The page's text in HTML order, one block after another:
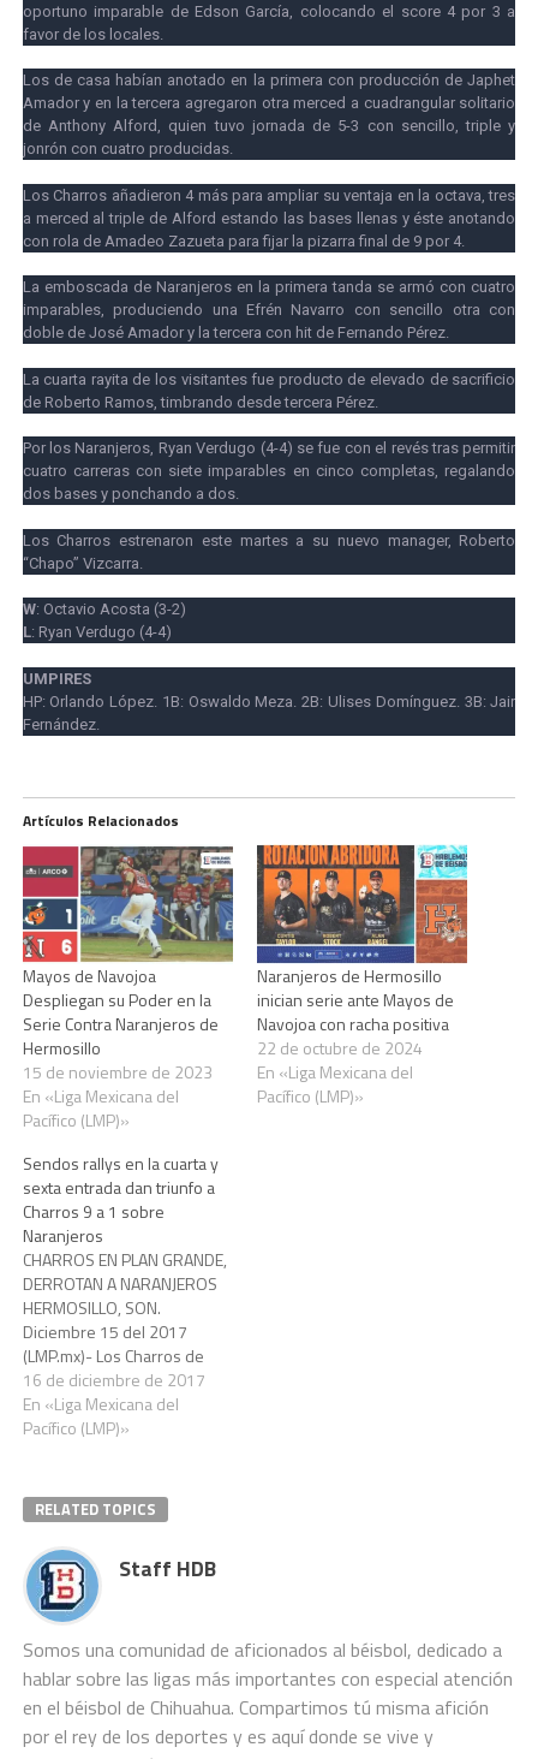
oportuno imparable de Edson García, colocando el score 4 por 3 a
favor de los locales.
Los de casa habían anotado en la primera con producción de Japhet
Amador y en la tercera agregaron otra merced a cuadrangular solitario
de Anthony Alford, quien tuvo jornada de 5-3 con sencillo, triple y
jonrón con cuatro producidas.
Los Charros añadieron 4 más para ampliar su ventaja en la octava, tres
a merced al triple de Alford estando las bases llenas y éste anotando
con rola de Amadeo Zazueta para fijar la pizarra final de 9 por 4.
La emboscada de Naranjeros en la primera tanda se armó con cuatro
imparables, produciendo una Efrén Navarro con sencillo otra con
doble de José Amador y la tercera con hit de Fernando Pérez.
La cuarta rayita de los visitantes fue producto de elevado de sacrificio
de Roberto Ramos, timbrando desde tercera Pérez.
Por los Naranjeros, Ryan Verdugo (4-4) se fue con el revés tras permitir
cuatro carreras con siete imparables en cinco completas, regalando
dos bases y ponchando a dos.
Los Charros estrenaron este martes a su nuevo manager, Roberto
“Chapo” Vizcarra.
W: Octavio Acosta (3-2)
L: Ryan Verdugo (4-4)
UMPIRES
HP: Orlando López. 1B: Oswaldo Meza. 2B: Ulises Domínguez. 3B: Jair
Fernández.
Artículos Relacionados
Mayos de Navojoa
Despliegan su Poder en la
Serie Contra Naranjeros de
Hermosillo
15 de noviembre de 2023
En «Liga Mexicana del
Pacífico (LMP)»
Naranjeros de Hermosillo
inician serie ante Mayos de
Navojoa con racha positiva
22 de octubre de 2024
En «Liga Mexicana del
Pacífico (LMP)»
Sendos rallys en la cuarta y
sexta entrada dan triunfo a
Charros 9 a 1 sobre
Naranjeros
CHARROS EN PLAN GRANDE,
DERROTAN A NARANJEROS
HERMOSILLO, SON.
Diciembre 15 del 2017
(LMP.mx)- Los Charros de
Jalisco siguen en plan
ascendente y derrotaron a
los Naranjeros de Hermosillo
Estadio Sonora. Sendos
rallys en la…
16 de diciembre de 2017
En «Liga Mexicana del
Pacífico (LMP)»
RELATED TOPICS
Staff HDB
Somos una comunidad de aficionados al béisbol, dedicado a
hablar sobre las ligas más importantes con especial atención
en el béisbol de Chihuahua. Compartimos tú misma afición
por el rey de los deportes y es aquí donde se vive y